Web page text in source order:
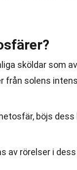
sköldar som
från solens
böjs
av rörelser i